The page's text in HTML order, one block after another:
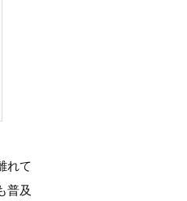
れて
普及